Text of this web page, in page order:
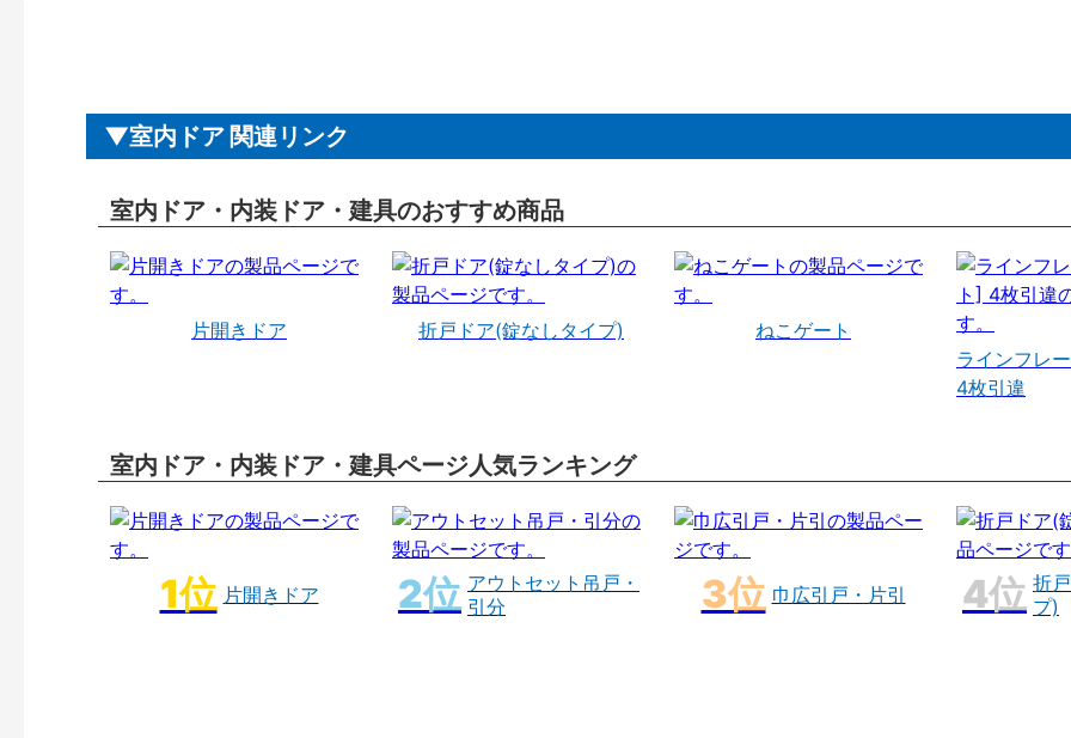
室内ドア 関連リンク
室内ドア・内装ドア・建具のおすすめ商品
片開きドア 折戸ドア(錠なしタイプ)
ねこゲート
ラインフレ
4枚引違
室内ドア・内装ドア・建具ページ人気ランキング
片開きドア
アウトセット吊戸・
引分
巾広引戸・片引
折
プ)